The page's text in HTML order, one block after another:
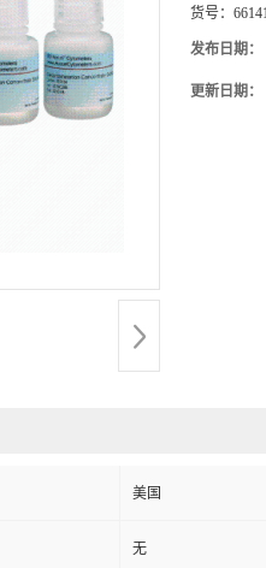
货号：
发布日期：
更新日期：
美国
无